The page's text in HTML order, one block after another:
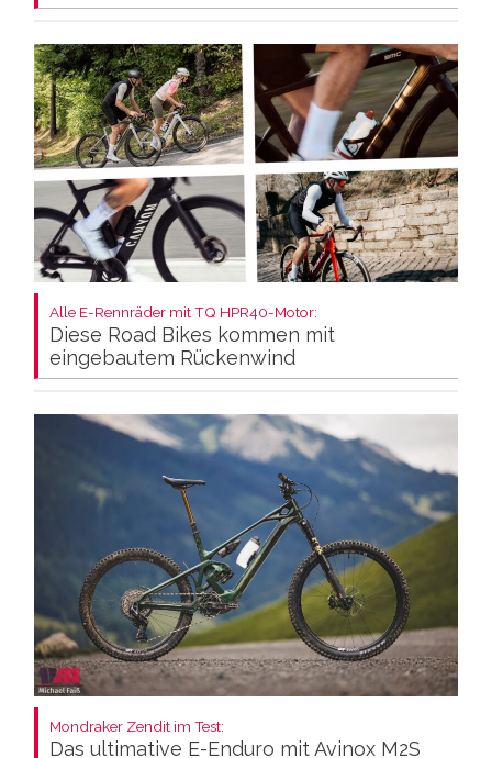
Alle E-Rennräder mit TQ HPR40-Motor:
Diese Road Bikes kommen mit
eingebautem Rückenwind
Mondraker Zendit im Test:
Das ultimative E-Enduro mit Avinox M2S